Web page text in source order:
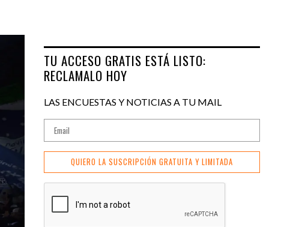
TU ACCESO GRATIS ESTÁ LISTO:
RECLAMALO HOY
LAS ENCUESTAS Y NOTICIAS A TU MAIL
QUIERO LA SUSCRIPCIÓN GRATUITA Y LIMITADA